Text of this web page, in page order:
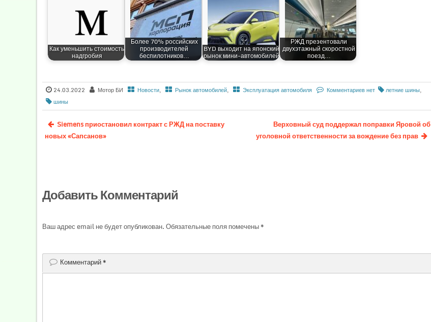
Как уменьшить стоимость
надгробия
Более 70% российских
производителей
беспилотников…
BYD выходит на японский
рынок мини-автомобилей
РЖД презентовали
двухэтажный скоростной
поезд…
24.03.2022 Мотор БИ Новости, Рынок автомобилей, Эксплуатация автомобиля Комментариев нет летние шины,
шины
Siemens приостановил контракт с РЖД на поставку
новых «Сапсанов»
Верховный суд поддержал поправки Яровой об
уголовной ответственности за вождение без прав
Добавить Комментарий
Ваш адрес email не будет опубликован.Обязательные поля помечены*
Комментарий*